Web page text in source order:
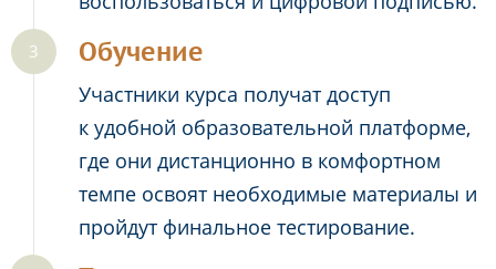
Обучение
Участники курса получат доступ
к удобной образовательной платформе,
где они дистанционно в комфортном
темпе освоят необходимые материалы и
пройдут финальное тестирование.